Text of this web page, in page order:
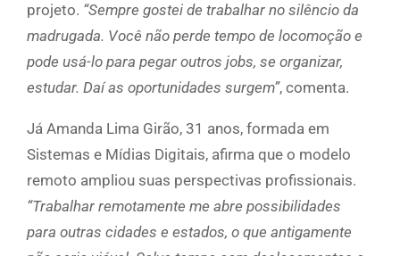
projeto. “Sempre gostei de trabalhar no silêncio da
madrugada. Você não perde tempo de locomoção e
pode usá-lo para pegar outros jobs, se organizar,
estudar. Daí as oportunidades surgem”, comenta.
Já Amanda Lima Girão, 31 anos, formada em
Sistemas e Mídias Digitais, afirma que o modelo
remoto ampliou suas perspectivas profissionais.
“Trabalhar remotamente me abre possibilidades
para outras cidades e estados, o que antigamente